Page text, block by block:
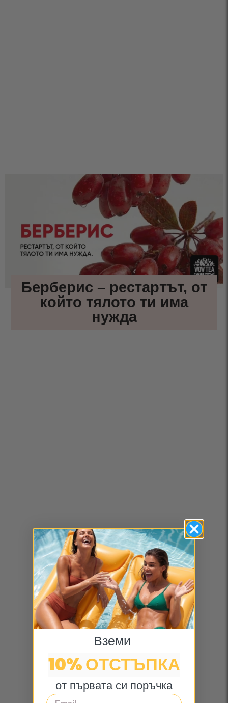
Берберис – рестартът, от
който тялото ти има
нужда
Вземи
10% ОТСТЪПКА
от първата си поръчка
Email